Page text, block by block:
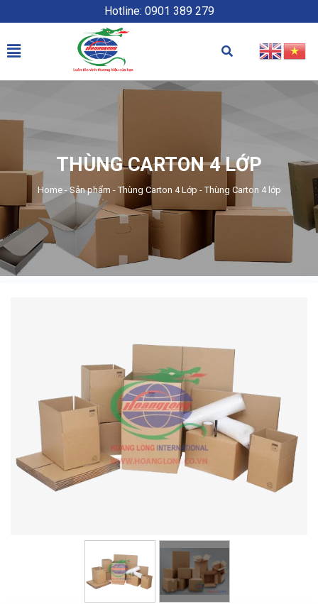
Hotline: 0901 389 279
THÙNG CARTON 4 LỚP
Home-Sản phẩm -Thùng Carton 4 Lớp -Thùng Carton 4 lớp